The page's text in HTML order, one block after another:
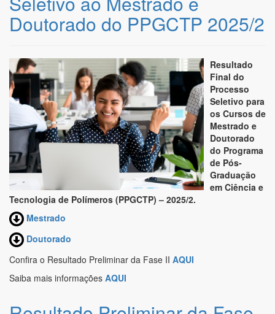
Doutorado do PPGCTP 2025/2
Resultado
Final do
Processo
Seletivo para
os Cursos de
Mestrado e
Doutorado
do Programa
de Pós-
Graduação
em Ciência e
Tecnologia de Polímeros (PPGCTP) – 2025/2.
Mestrado
Doutorado
Confira o Resultado Preliminar da Fase II AQUI
Saiba mais informações AQUI